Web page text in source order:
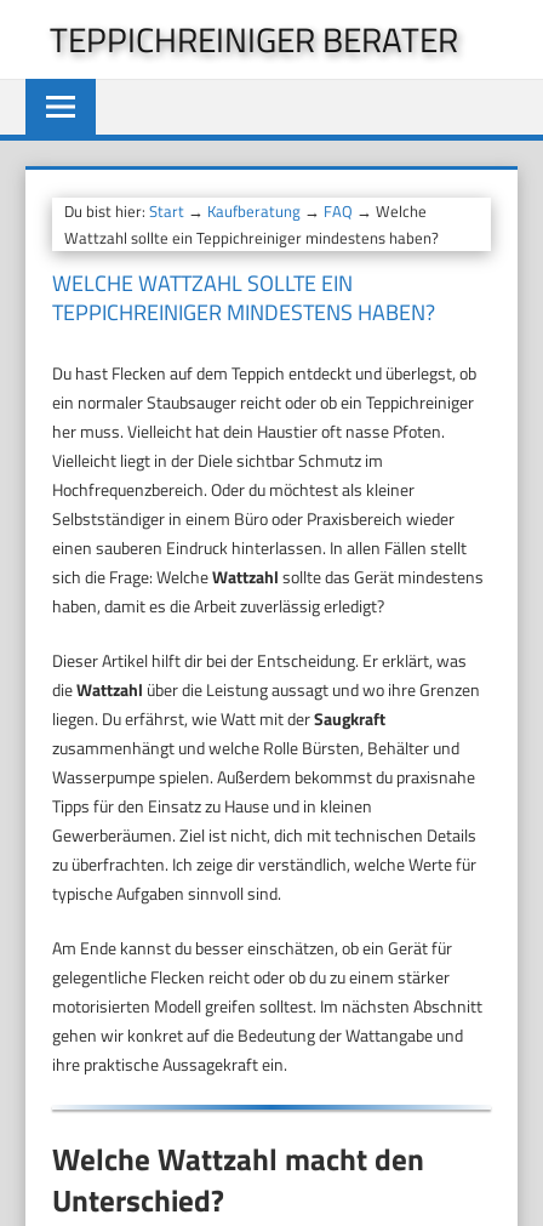
springen
TEPPICHREINIGER BERATER
Du bist hier:Start → Kaufberatung → FAQ → Welche
Wattzahl sollte ein Teppichreiniger mindestens haben?
WELCHE WATTZAHL SOLLTE EIN
TEPPICHREINIGER MINDESTENS HABEN?
Du hast Flecken auf dem Teppich entdeckt und überlegst, ob
ein normaler Staubsauger reicht oder ob ein Teppichreiniger
her muss. Vielleicht hat dein Haustier oft nasse Pfoten.
Vielleicht liegt in der Diele sichtbar Schmutz im
Hochfrequenzbereich. Oder du möchtest als kleiner
Selbstständiger in einem Büro oder Praxisbereich wieder
einen sauberen Eindruck hinterlassen. In allen Fällen stellt
sich die Frage: WelcheWattzahlsollte das Gerät mindestens
haben, damit es die Arbeit zuverlässig erledigt?
Dieser Artikel hilft dir bei der Entscheidung. Er erklärt, was
dieWattzahl über die Leistung aussagt und wo ihre Grenzen
liegen. Du erfährst, wie Watt mit derSaugkraft
zusammenhängt und welche Rolle Bürsten, Behälter und
Wasserpumpe spielen. Außerdem bekommst du praxisnahe
Tipps für den Einsatz zu Hause und in kleinen
Gewerberäumen. Ziel ist nicht, dich mit technischen Details
zu überfrachten. Ich zeige dir verständlich, welche Werte für
typische Aufgaben sinnvoll sind.
Am Ende kannst du besser einschätzen, ob ein Gerät für
gelegentliche Flecken reicht oder ob du zu einem stärker
motorisierten Modell greifen solltest. Im nächsten Abschnitt
gehen wir konkret auf die Bedeutung der Wattangabe und
ihre praktische Aussagekraft ein.
Welche Wattzahl macht den
Unterschied?